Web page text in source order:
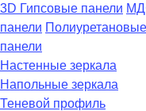
3D Гипсовые панели
панели Полиуретановые
панели
Настенные зеркала
Напольные зеркала
Теневой профиль